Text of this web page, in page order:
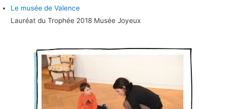
Le musée de Valence
Lauréat du Trophée 2018 Musée Joyeux